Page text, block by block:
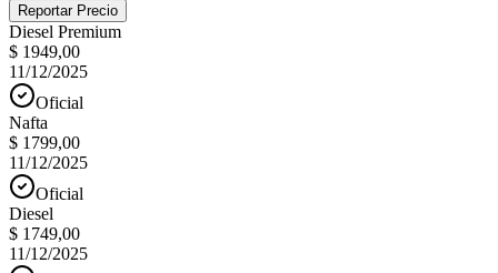
Reportar Precio
Diesel Premium
$ 1949,00
11/12/2025
Oficial
Nafta
$ 1799,00
11/12/2025
Oficial
Diesel
$ 1749,00
11/12/2025